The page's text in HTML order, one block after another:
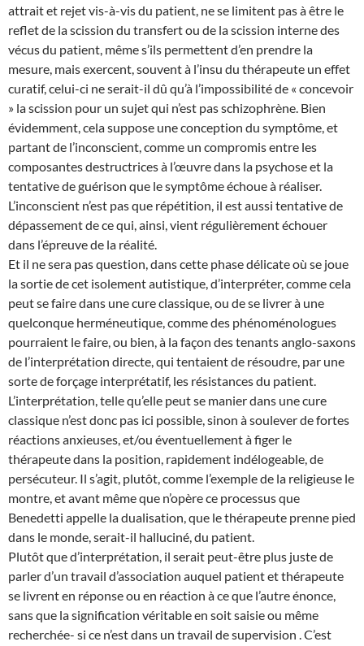
attrait et rejet vis-à-vis du patient, ne se limitent pas à être le
reflet de la scission du transfert ou de la scission interne des
vécus du patient, même s’ils permettent d’en prendre la
mesure, mais exercent, souvent à l’insu du thérapeute un effet
curatif, celui-ci ne serait-il dû qu’à l’impossibilité de « concevoir
» la scission pour un sujet qui n’est pas schizophrène. Bien
évidemment, cela suppose une conception du symptôme, et
partant de l’inconscient, comme un compromis entre les
composantes destructrices à l’œuvre dans la psychose et la
tentative de guérison que le symptôme échoue à réaliser.
L’inconscient n’est pas que répétition, il est aussi tentative de
dépassement de ce qui, ainsi, vient régulièrement échouer
dans l’épreuve de la réalité.
Et il ne sera pas question, dans cette phase délicate où se joue
la sortie de cet isolement autistique, d’interpréter, comme cela
peut se faire dans une cure classique, ou de se livrer à une
quelconque herméneutique, comme des phénoménologues
pourraient le faire, ou bien, à la façon des tenants anglo-saxons
de l’interprétation directe, qui tentaient de résoudre, par une
sorte de forçage interprétatif, les résistances du patient.
L’interprétation, telle qu’elle peut se manier dans une cure
classique n’est donc pas ici possible, sinon à soulever de fortes
réactions anxieuses, et/ou éventuellement à figer le
thérapeute dans la position, rapidement indélogeable, de
persécuteur. Il s’agit, plutôt, comme l’exemple de la religieuse le
montre, et avant même que n’opère ce processus que
Benedetti appelle la dualisation, que le thérapeute prenne pied
dans le monde, serait-il halluciné, du patient.
Plutôt que d’interprétation, il serait peut-être plus juste de
parler d’un travail d’association auquel patient et thérapeute
se livrent en réponse ou en réaction à ce que l’autre énonce,
sans que la signification véritable en soit saisie ou même
recherchée- si ce n’est dans un travail de supervision . C’est